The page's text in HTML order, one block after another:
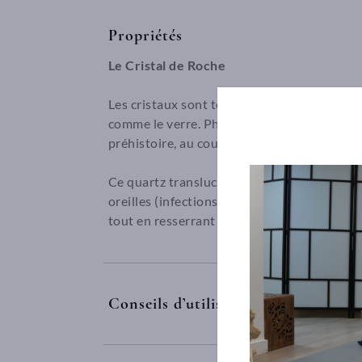
Propriétés
Le Cristal de Roche
Les cristaux sont toutes sortes de quartz,
comme le verre. Physiquement, il s’agit
préhistoire, au cours de laquelle il était
Ce quartz translucide a un effet tonifiant
oreilles (infections, acouphènes), du cœur,
tout en resserrant les pores et en
Conseils d’utilisation